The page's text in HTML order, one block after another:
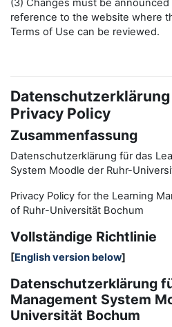
(3) Changes must be
reference to the website where
Terms of Use can be reviewed.
Privacy Policy
Zusammenfassung
Datenschutzerklärung für das
System Moodle der Ruhr-
Privacy Policy for the Learning M
of Ruhr-Universität Bochum
Vollständige Richtlinie
[English version below]
Datenschutzerklärung
Management System
Universität Bochum